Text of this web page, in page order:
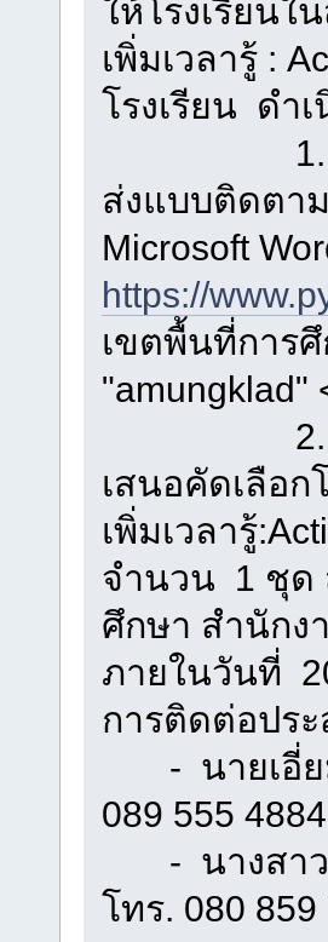
ให้โรงเรียนใ
เพิ่มเวลารู้ :
โรงเรียน ดำ
1. ให้ดำเ
ส่งแบบติดตา
Microsoft
https://
เขตพื้นที่การ
"amungklad"
2. จัดส่งเ
เสนอคัดเ
เพิ่มเวลารู้
จำนวน 1 ชุด
ศึกษา สำนักง
ภายในวันที่
การติดต่อปร
- นายเ
089 555 4884
- นางสาว
โทร. 080 859